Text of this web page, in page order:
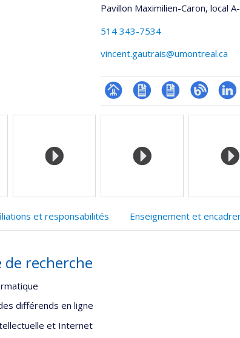
Pavillon Maximilien-Caron, local
514 343-7534
vincent.gautrais@umontreal.ca
Page CV
CV
Blogue
et responsabilités Enseignement et
de recherche
différends en ligne
et Internet